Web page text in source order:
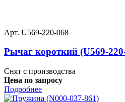
Арт. U569-220-068
Рычаг короткий (U569-
Снят с производства
Цена по запросу
Подробнее